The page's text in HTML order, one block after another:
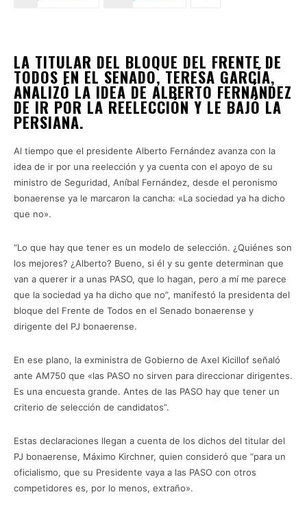
LA TITULAR DEL BLOQUE DEL FRENTE DE
TODOS EN EL SENADO, TERESA GARCÍA,
ANALIZÓ LA IDEA DE ALBERTO FERNÁNDEZ
DE IR POR LA REELECCIÓN Y LE BAJÓ LA
PERSIANA.
Al tiempo que el presidente Alberto Fernández avanza con la
idea de ir por una reelección y ya cuenta con el apoyo de su
ministro de Seguridad, Aníbal Fernández, desde el peronismo
bonaerense ya le marcaron la cancha: «La sociedad ya ha dicho
que no».
“Lo que hay que tener es un modelo de selección. ¿Quiénes son
los mejores? ¿Alberto? Bueno, si él y su gente determinan que
van a querer ir a unas PASO, que lo hagan, pero a mí me parece
que la sociedad ya ha dicho que no”, manifestó la presidenta del
bloque del Frente de Todos en el Senado bonaerense y
dirigente del PJ bonaerense.
En ese plano, la exministra de Gobierno de Axel Kicillof señaló
ante AM750 que «las PASO no sirven para direccionar dirigentes.
Es una encuesta grande. Antes de las PASO hay que tener un
criterio de selección de candidatos”.
Estas declaraciones llegan a cuenta de los dichos del titular del
PJ bonaerense, Máximo Kirchner, quien consideró que “para un
oficialismo, que su Presidente vaya a las PASO con otros
competidores es, por lo menos, extraño».